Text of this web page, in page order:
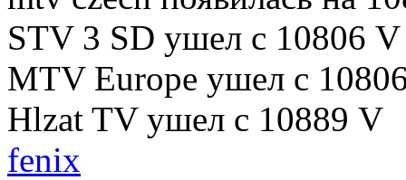
STV 3 SD ушел с 10806 V
MTV Europe ушел с
Hlzat TV ушел с 10889 V
fenix